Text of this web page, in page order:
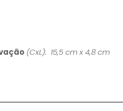
(CxL): 15,5 cm x 4,8 cm